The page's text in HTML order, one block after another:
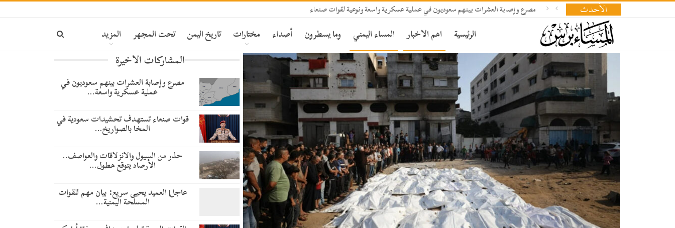
الأحدث مصرع وإصابة العشرات بينهم سعوديون في عملية عسكرية واسعة ونوعية لقوات صنعاء
الرئيسية اهم الاخبار المساء اليمني وما يسطرون أصداء مختارات تاريخ اليمن تحت المجهر المزيد
المشاركات الاخيرة
مصرع وإصابة العشرات بينهم سعوديون في
عملية عسكرية واسعة…
قوات صنعاء تستهدف تحشيدات سعودية في
المخا بالصواريخ…
حذر من السيول والانزلاقات والعواصف..
الأرصاد يتوقع هطول…
عاجل| العميد يحيى سريع: بيان مهم للقوات
المسلحة اليمنية…